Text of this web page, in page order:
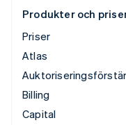
Produkter och
Priser
Atlas
Billing
Capital